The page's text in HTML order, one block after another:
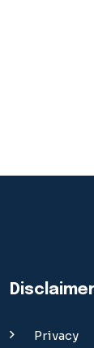
Privacy